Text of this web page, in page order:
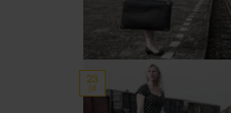
23
jul